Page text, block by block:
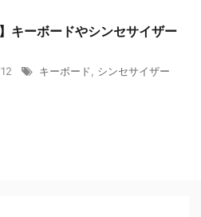
】キーボードやシンセサイザー
キーボード シンセサイザー